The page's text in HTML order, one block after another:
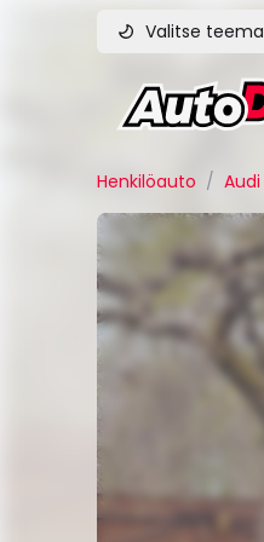
Valitse teema
Henkilöauto / Audi